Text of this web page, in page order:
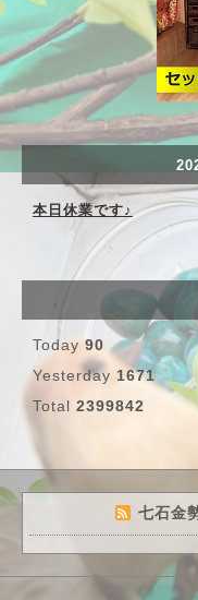
本日休業です♪
Today 90
Yesterday 1671
Total 2399842
七石金